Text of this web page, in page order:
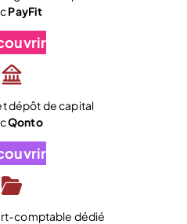
PayFit
dépôt de capital
Qonto
comptable dédié